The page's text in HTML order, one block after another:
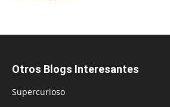
Otros Blogs Interesantes
Supercurioso